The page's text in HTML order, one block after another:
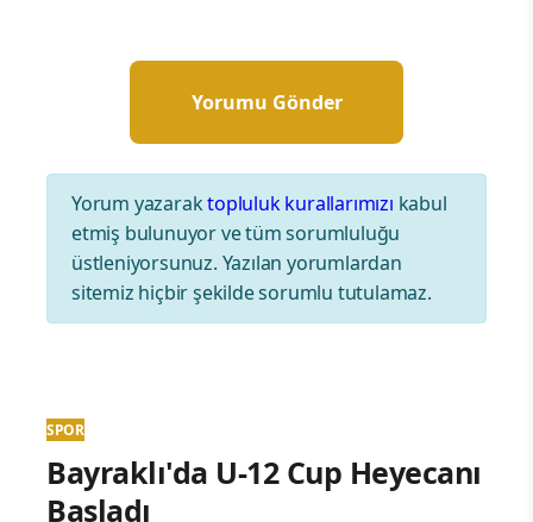
Yorum yazaraktopluluk kurallarımızı kabul
etmiş bulunuyor ve tüm sorumluluğu
üstleniyorsunuz. Yazılan yorumlardan
sitemiz hiçbir şekilde sorumlu tutulamaz.
SPOR
Bayraklı'da U-12 Cup Heyecanı
Başladı